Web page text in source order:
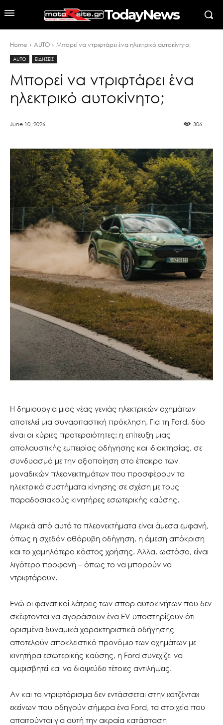
TodayNews
Home AUTO Μπορεί να ντριφτάρει ένα ηλεκτρικό αυτοκίνητο;
AUTO ΕΙΔΗΣΕΙΣ
Μπορεί να ντριφτάρει ένα
ηλεκτρικό αυτοκίνητο;
June 10, 2026 306
Η δημιουργία μιας νέας γενιάς ηλεκτρικών οχημάτων
αποτελεί μια συναρπαστική πρόκληση. Για τη Ford, δύο
είναι οι κύριες προτεραιότητες: η επίτευξη μιας
απολαυστικής εμπειρίας οδήγησης και ιδιοκτησίας, σε
συνδυασμό με την αξιοποίηση στο έπακρο των
μοναδικών πλεονεκτημάτων που προσφέρουν τα
ηλεκτρικά συστήματα κίνησης σε σχέση με τους
παραδοσιακούς κινητήρες εσωτερικής καύσης.
Μερικά από αυτά τα πλεονεκτήματα είναι άμεσα εμφανή,
όπως η σχεδόν αθόρυβη οδήγηση, η άμεση απόκριση
και το χαμηλότερο κόστος χρήσης. Άλλα, ωστόσο, είναι
λιγότερο προφανή – όπως το να μπορούν να
ντριφτάρουν.
Ενώ οι φανατικοί λάτρεις των σπορ αυτοκινήτων που δεν
σκέφτονται να αγοράσουν ένα EV υποστηρίζουν ότι
ορισμένα δυναμικά χαρακτηριστικά οδήγησης
αποτελούν αποκλειστικό προνόμιο των οχημάτων με
κινητήρα εσωτερικής καύσης, η Ford συνεχίζει να
αμφισβητεί και να διαψεύδει τέτοιες αντιλήψεις.
Αν και το ντριφτάρισμα δεν εντάσσεται στην «ατζέντα»
εκείνων που οδηγούν σήμερα ένα Ford, τα στοιχεία που
απαιτούνται για αυτή την ακραία κατάσταση